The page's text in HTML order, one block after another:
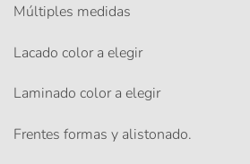
Múltiples medidas
Lacado color a elegir
Laminado color a elegir
Frentes formas y alistonado.